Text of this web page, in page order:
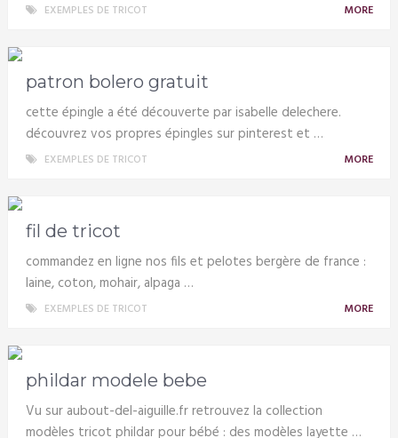
EXEMPLES DE TRICOT MORE
patron bolero gratuit
cette épingle a été découverte par isabelle delechere.
découvrez vos propres épingles sur pinterest et …
EXEMPLES DE TRICOT MORE
fil de tricot
commandez en ligne nos fils et pelotes bergère de france :
laine, coton, mohair, alpaga …
EXEMPLES DE TRICOT MORE
phildar modele bebe
Vu sur aubout-del-aiguille.fr retrouvez la collection
modèles tricot phildar pour bébé : des modèles layette …